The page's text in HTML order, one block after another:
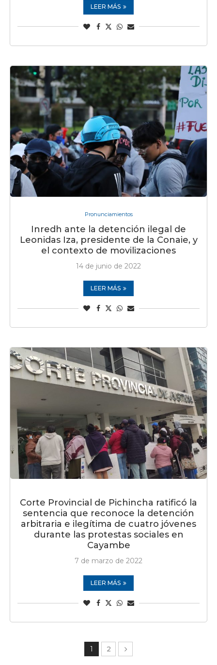
LEER MÁS
Pronunciamientos
Inredh ante la detención ilegal de
Leonidas Iza, presidente de la Conaie, y
el contexto de movilizaciones
14 de junio de 2022
LEER MÁS
Corte Provincial de Pichincha ratificó la
sentencia que reconoce la detención
arbitraria e ilegítima de cuatro jóvenes
durante las protestas sociales en
Cayambe
7 de marzo de 2022
LEER MÁS
1 2